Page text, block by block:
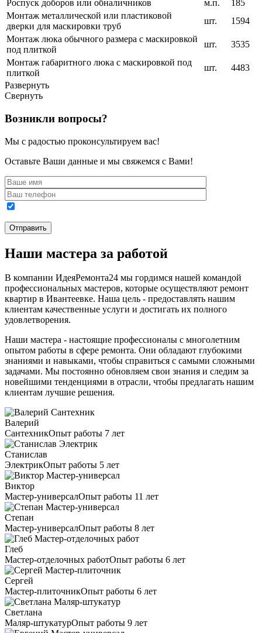
Роспуск доборов или обналичников м.п.
185
Монтаж металлической или пластиковой
дверки для маскировки труб
шт.
1594
Монтаж люка обычного размера с маскировкой
под плиткой
шт.
3535
Монтаж габаритного люка с маскировкой под
плиткой
шт.
4483
Развернуть
Свернуть
Возникли вопросы?
Мы с радостью проконсультируем вас!
Оставьте Ваши данные и мы свяжемся с Вами!
Наши мастера за работой
В компании ИдеяРемонта24 мы гордимся нашей командой
профессиональных мастеров, которые осуществляют ремонт
квартир в Ивантеевке. Наша цель - предоставлять нашим
клиентам качественные услуги и достигать их полного
удовлетворения.
Наши мастера - настоящие профессионалы с многолетним
опытом работы в сфере ремонта. Они обладают глубокими
знаниями и навыками, чтобы справиться с самыми сложными
задачами. Мы постоянно обновляем свои знания и следим за
новейшими тенденциями в отрасли, чтобы предлагать нашим
клиентам лучшие решения.
Валерий
СантехникОпыт работы 7 лет
Станислав
ЭлектрикОпыт работы 5 лет
Виктор
Мастер-универсалОпыт работы 11 лет
Степан
Мастер-универсалОпыт работы 8 лет
Глеб
Мастер-отделочных работОпыт работы 6 лет
Сергей
Мастер-плиточникОпыт работы 6 лет
Светлана
Маляр-штукатурОпыт работы 9 лет